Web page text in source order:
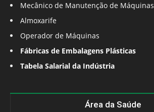
Mecânico de Manutenção de Máquinas
Almoxarife
Operador de Máquinas
Fábricas de Embalagens Plásticas
Tabela Salarial da Indústria
Área da Saúde